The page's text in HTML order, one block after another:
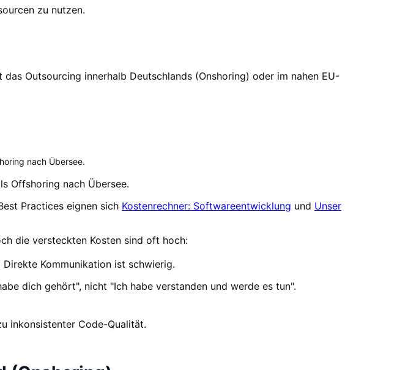
zu nutzen.
Outsourcing innerhalb Deutschlands (Onshoring) oder im nahen EU-
nach Übersee.
Offshoring nach Übersee.
Practices eignen sich Kostenrechner: Softwareentwicklung und Unser
die versteckten Kosten sind oft hoch:
Kommunikation ist schwierig.
dich gehört", nicht "Ich habe verstanden und werde es tun".
inkonsistenter Code-Qualität.